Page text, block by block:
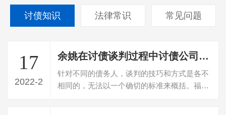
讨债知识 法律常识 常见问题
17
2022-2
余姚在讨债谈判过程中讨债公司要把握哪些技巧？
针对不同的债务人，谈判的技巧和方式是各不
相同的，无法以一个确切的标准来概括。福州